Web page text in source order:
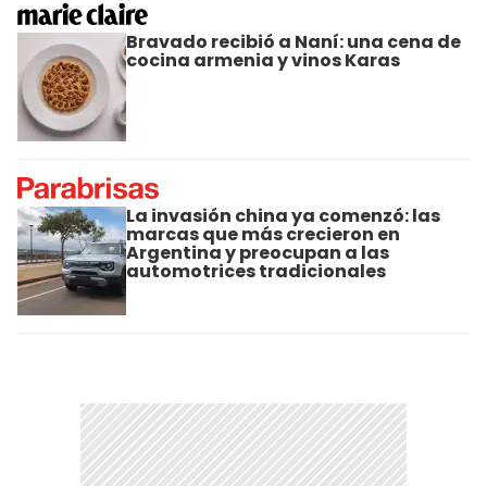
Bravado recibió a Naní: una cena de
cocina armenia y vinos Karas
La invasión china ya comenzó: las
marcas que más crecieron en
Argentina y preocupan a las
automotrices tradicionales